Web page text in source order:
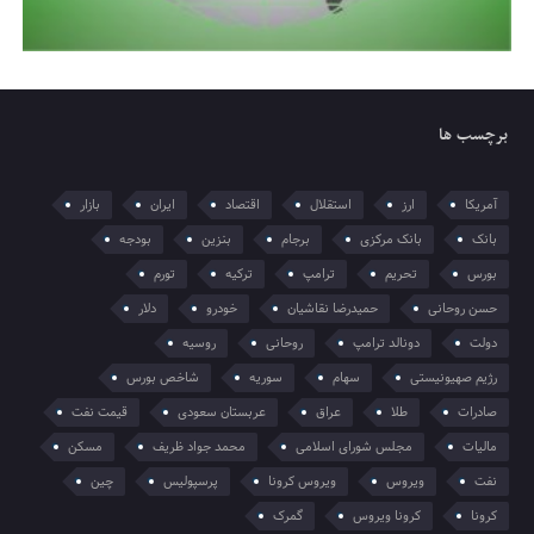
برچسب ها
آمریکا ارز استقلال اقتصاد ایران
بازار
بانک
بانک مرکزی برجام بنزین
بودجه
بورس
تحریم ترامپ ترکیه
تورم
حسن روحانی
حمیدرضا نقاشیان خودرو
دلار
دولت
دونالد ترامپ روحانی
روسیه
رژیم صهیونیستی
سهام سوریه
شاخص بورس
صادرات
طلا عراق عربستان سعودی
قیمت نفت
مالیات
مجلس شورای اسلامی محمد جواد ظریف
مسکن
نفت
ویروس ویروس کرونا پرسپولیس
چین
کرونا
کرونا ویروس گمرک